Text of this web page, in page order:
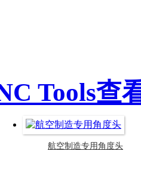
Tools查
航空制造专用角度头